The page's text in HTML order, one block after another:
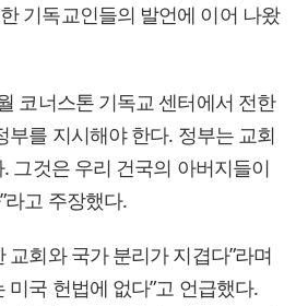
기독교인들의 발언에 이어 나왔
코너스톤 기독교 센터에서 전한
부를 지시해야 한다. 정부는 교회
그것은 우리 건국의 아버지들이
라고 주장했다.
교회와 국가 분리가 지겹다”라며
미국 헌법에 없다”고 언급했다.